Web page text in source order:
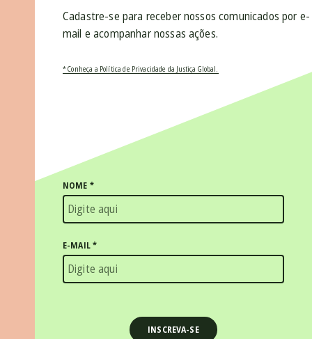
Cadastre-se para receber nossos comunicados por e-
mail e acompanhar nossas ações.
* Conheça a Política de Privacidade da Justiça Global.
NOME *
E-MAIL*